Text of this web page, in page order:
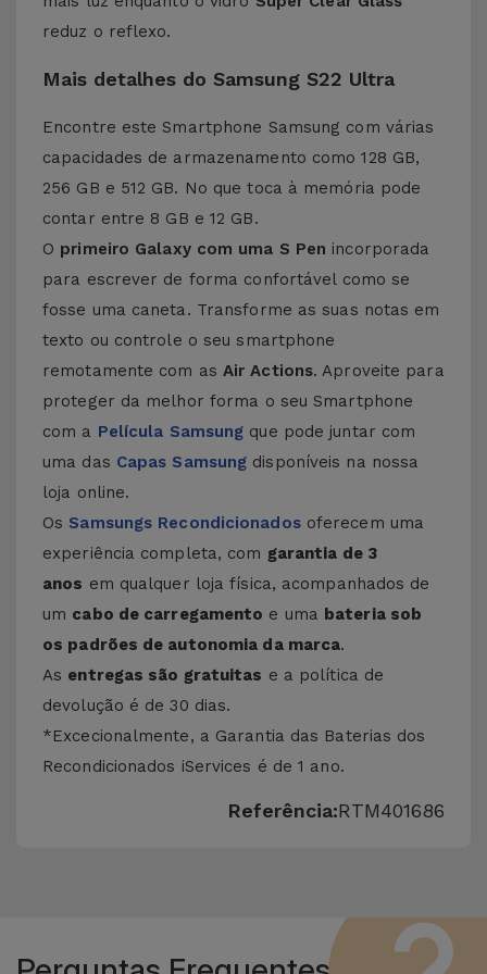
reduz o reflexo.
Mais detalhes do Samsung S22 Ultra
Encontre este Smartphone Samsung com várias
capacidades de armazenamento como 128 GB,
256 GB e 512 GB. No que toca à memória pode
contar entre 8 GB e 12 GB.
O primeiro Galaxy com uma S Pen incorporada
para escrever de forma confortável como se
fosse uma caneta. Transforme as suas notas em
texto ou controle o seu smartphone
remotamente com as Air Actions. Aproveite para
proteger da melhor forma o seu Smartphone
com a Película Samsung que pode juntar com
uma das Capas Samsung disponíveis na nossa
loja online.
Os Samsungs Recondicionadosoferecem uma
experiência completa, com garantia de 3
anos em qualquer loja física, acompanhados de
um cabo de carregamento e uma bateria sob
os padrões de autonomia da marca.
As entregas são gratuitas e a política de
devolução é de 30 dias.
*Excecionalmente, a Garantia das Baterias dos
Recondicionados iServices é de 1 ano.
Referência:RTM401686